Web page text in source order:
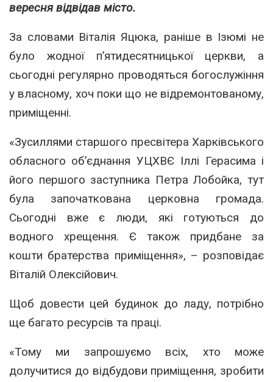
вересня відвідав місто.
За словами Віталія Яцюка, раніше в Ізюмі не
було жодної п’ятидесятницької церкви, а
сьогодні регулярно проводяться богослужіння
у власному, хоч поки що не відремонтованому,
приміщенні.
«Зусиллями старшого пресвітера Харківського
обласного об’єднання УЦХВЄ Іллі Герасима і
його першого заступника Петра Лобойка, тут
була започаткована церковна громада.
Сьогодні вже є люди, які готуються до
водного хрещення. Є також придбане за
кошти братерства приміщення», – розповідає
Віталій Олексійович.
Щоб довести цей будинок до ладу, потрібно
ще багато ресурсів та праці.
«Тому ми запрошуємо всіх, хто може
долучитися до відбудови приміщення, зробити